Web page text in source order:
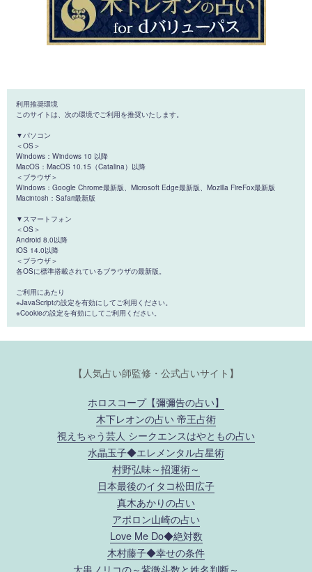
利用推奨環境
このサイトは、次の環境でご利用を推奨いたします。
▼パソコン
＜OS＞
Windows：Windows 10 以降
MacOS：MacOS 10.15（Catalina）以降
＜ブラウザ＞
Windows：Google Chrome最新版、Microsoft Edge最新版、Mozilla FireFox最新版
Macintosh：Safari最新版
▼スマートフォン
＜OS＞
Android 8.0以降
iOS 14.0以降
＜ブラウザ＞
各OSに標準搭載されているブラウザの最新版。
ご利用にあたり
※JavaScriptの設定を有効にしてご利用ください。
※Cookieの設定を有効にしてご利用ください。
【人気占い師監修・公式占いサイト】
ホロスコープ【彌彌告の占い】
木下レオンの占い 帝王占術
視えちゃう芸人 シークエンスはやともの占い
水晶玉子◆エレメンタル占星術
村野弘味～招運術～
日本最後のイタコ松田広子
真木あかりの占い
アポロン山崎の占い
Love Me Do◆絶対数
木村藤子◆幸せの条件
大串ノリコの～紫微斗数と姓名判断～